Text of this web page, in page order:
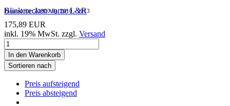
Blinkerecken vorne L&R
Passend für: Z1000 Bj. 2010 - 2013
175,89 EUR
inkl. 19% MwSt. zzgl. Versand
In den Warenkorb
Sortieren nach
Preis aufsteigend
Preis absteigend